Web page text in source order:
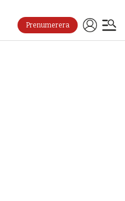
Prenumerera